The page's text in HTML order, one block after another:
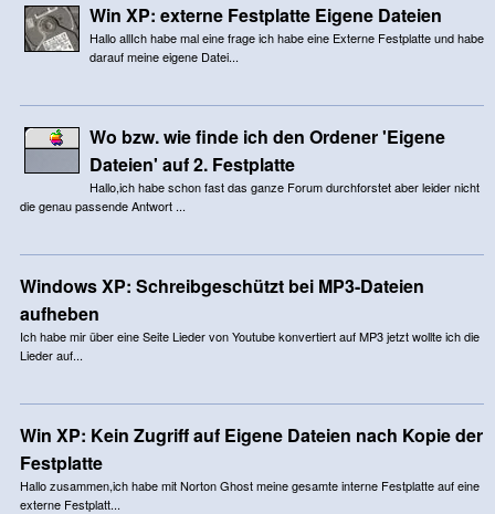
Win XP: externe Festplatte Eigene Dateien
Hallo allIch habe mal eine frage ich habe eine Externe Festplatte und habe
darauf meine eigene Datei...
Wo bzw. wie finde ich den Ordener 'Eigene
Dateien' auf 2. Festplatte
Hallo,ich habe schon fast das ganze Forum durchforstet aber leider nicht
die genau passende Antwort ...
Windows XP: Schreibgeschützt bei MP3-Dateien
aufheben
Ich habe mir über eine Seite Lieder von Youtube konvertiert auf MP3 jetzt wollte ich die
Lieder auf...
Win XP: Kein Zugriff auf Eigene Dateien nach Kopie der
Festplatte
Hallo zusammen,ich habe mit Norton Ghost meine gesamte interne Festplatte auf eine
externe Festplatt...